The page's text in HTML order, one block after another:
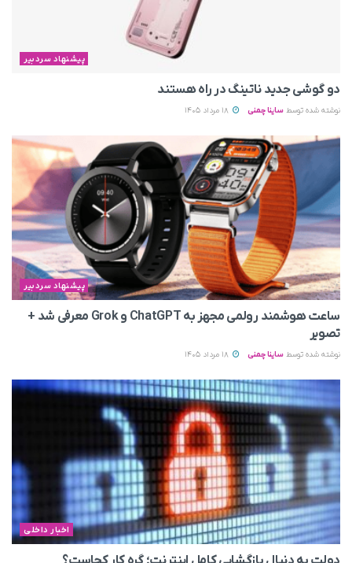
پیشنهاد سردبیر
دو گوشی جدید ناتینگ در راه هستند
نوشته شده توسط ساینا چمنی
پیشنهاد سردبیر
ساعت هوشمند رولمی مجهز به ChatGPT و Grok معرفی شد +
تصویر
نوشته شده توسط ساینا چمنی
اخبار داخلی